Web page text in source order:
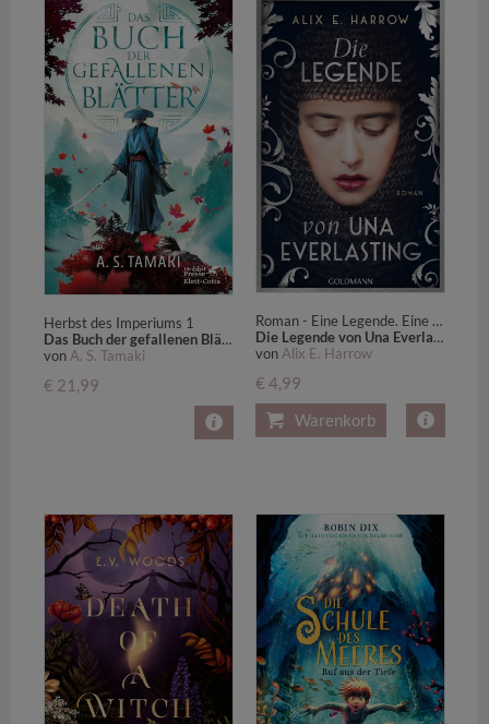
Herbst des Imperiums 1
Das Buch der gefallenen Blätter
von A. S. Tamaki
€ 21,99
Roman - Eine Legende. Eine Lüge. Eine unsterbliche Liebe. Der große neue Bestseller von Alix E. Harrow
Die Legende von Una Everlasting
von Alix E. Harrow
€ 4,99
Warenkorb